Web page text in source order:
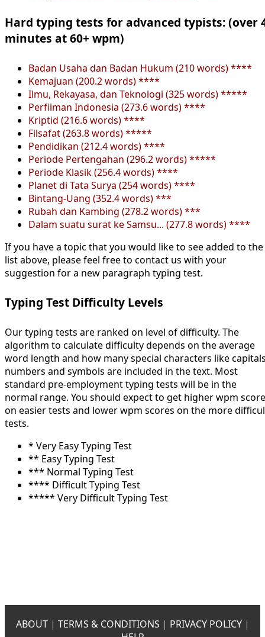
Hard typing tests for advanced typists: (over
minutes at 60+ wpm)
Badan Usaha dan Badan Hukum (210 words) ****
Kemajuan (200.2 words) ****
Ilmu, Rekayasa, dan Teknologi (325 words) *****
Perfilman Indonesia (273.6 words) ****
Kriptid (216.6 words) ****
Filsafat (263.8 words) *****
Pendidikan (212.4 words) ****
Periode Pertengahan (296.2 words) *****
Periode Klasik (256.4 words) ****
Planet di Tata Surya (254 words) ****
Bintang-Uang (352.4 words) ***
Rubah dan Kambing (278.2 words) ***
Dalam suatu surat ke Samsu... (277.8 words) ****
If you have a topic that you would like to see added to the
list above, please feel free to contact us with your
suggestion for a new paragraph typing test.
Typing Test Difficulty Levels
Our typing tests are ranked on level of difficulty. The
algorithm to calculate difficulty depends on the average
word length and how many special characters like
numbers and symbols are included in the text. Most
standard pre-employment typing tests will be in the
normal range. You should expect to get higher wpm
on easier tests and lower wpm scores on the more
tests.
* Very Easy Typing Test
** Easy Typing Test
*** Normal Typing Test
**** Difficult Typing Test
***** Very Difficult Typing Test
ABOUT| TERMS & CONDITIONS | PRIVACY POLICY|